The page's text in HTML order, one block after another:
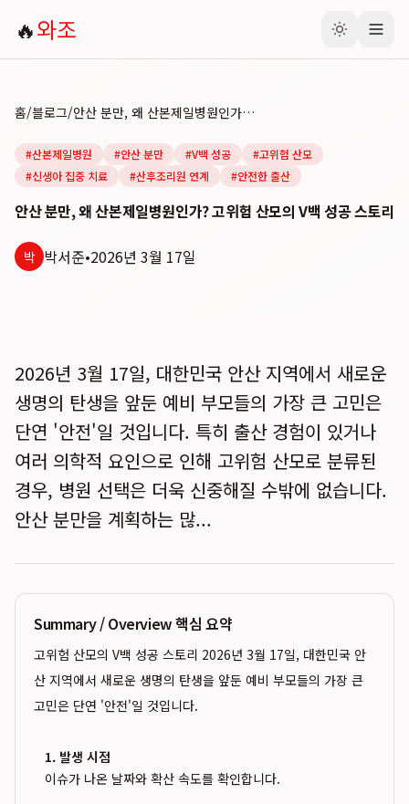
🔥와조
홈/블로그/ 안산 분만, 왜 산본제일병원인가? 고위험 산모의 V백 성공 스토리
#산본제일병원 #안산 분만 #V백 성공 #고위험 산모
#신생아 집중 치료 #산후조리원 연계 #안전한 출산
안산 분만, 왜 산본제일병원인가? 고위험 산모의 V백 성공 스토리
박 박서준•2026년 3월 17일
2026년 3월 17일, 대한민국 안산 지역에서 새로운
생명의 탄생을 앞둔 예비 부모들의 가장 큰 고민은
단연 '안전'일 것입니다. 특히 출산 경험이 있거나
여러 의학적 요인으로 인해 고위험 산모로 분류된
경우, 병원 선택은 더욱 신중해질 수밖에 없습니다.
안산 분만을 계획하는 많...
Summary / Overview 핵심 요약
고위험 산모의 V백 성공 스토리 2026년 3월 17일, 대한민국 안
산 지역에서 새로운 생명의 탄생을 앞둔 예비 부모들의 가장 큰
고민은 단연 '안전'일 것입니다.
1. 발생 시점
이슈가 나온 날짜와 확산 속도를 확인합니다.